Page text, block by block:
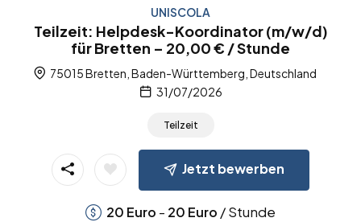
UNISCOLA
Teilzeit: Helpdesk-Koordinator (m/w/d)
für Bretten – 20,00 € / Stunde
75015 Bretten, Baden-Württemberg, Deutschland
31/07/2026
Teilzeit
Jetzt bewerben
20 Euro - 20 Euro / Stunde